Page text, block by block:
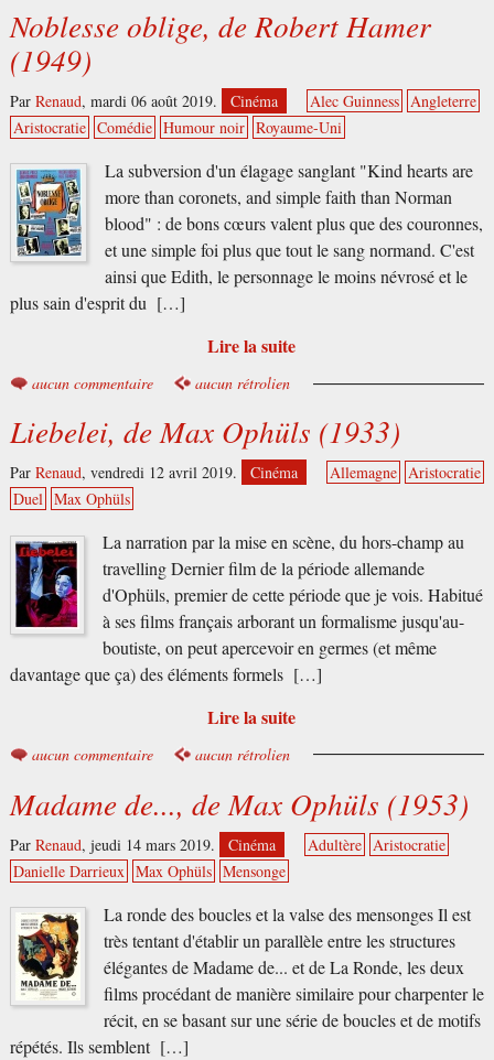
Noblesse oblige, de Robert Hamer
(1949)
Par Renaud, mardi 06 août 2019. Cinéma Alec Guinness Angleterre
Aristocratie Comédie Humour noir Royaume-Uni
La subversion d'un élagage sanglant "Kind hearts are
more than coronets, and simple faith than Norman
blood" : de bons cœurs valent plus que des couronnes,
et une simple foi plus que tout le sang normand. C'est
ainsi que Edith, le personnage le moins névrosé et le
plus sain d'esprit du […]
Lire la suite
aucun commentaire aucun rétrolien
Liebelei, de Max Ophüls (1933)
Par Renaud, vendredi 12 avril 2019. Cinéma Allemagne Aristocratie
Duel Max Ophüls
La narration par la mise en scène, du hors-champ au
travelling Dernier film de la période allemande
d'Ophüls, premier de cette période que je vois. Habitué
à ses films français arborant un formalisme jusqu'au-
boutiste, on peut apercevoir en germes (et même
davantage que ça) des éléments formels […]
Lire la suite
aucun commentaire aucun rétrolien
Madame de..., de Max Ophüls (1953)
Par Renaud, jeudi 14 mars 2019. Cinéma Adultère Aristocratie
Danielle Darrieux Max Ophüls Mensonge
La ronde des boucles et la valse des mensonges Il est
très tentant d'établir un parallèle entre les structures
élégantes de Madame de... et de La Ronde, les deux
films procédant de manière similaire pour charpenter le
récit, en se basant sur une série de boucles et de motifs
répétés. Ils semblent […]